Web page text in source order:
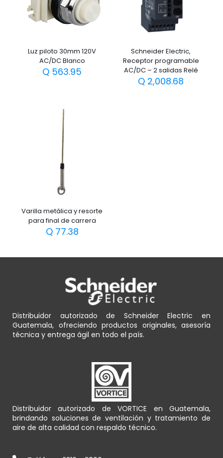
Luz piloto 30mm 120V
AC/DC Blanco
Q 563.95
Schneider Electric,
Receptor programable
AC/DC – 2 salidas Relé
Q 2,008.68
Varilla metálica y resorte
para final de carrera
Q77.38
Distribuidor autorizado de Schneider Electric en
Guatemala, ofreciendo productos originales, asesoría
técnica y entrega ágil en todo el país.
Distribuidor autorizado de VORTICE en Guatemala,
brindando soluciones de ventilación y tratamiento de
aire de alta calidad con respaldo técnico.